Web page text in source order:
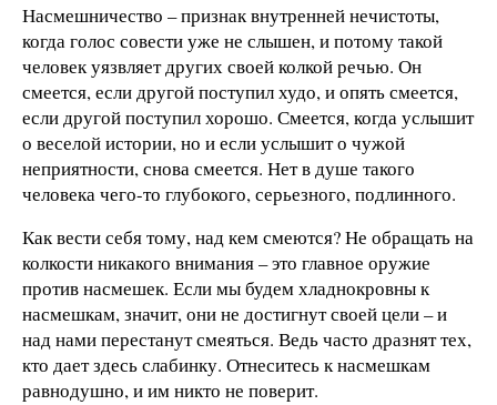
Насмешничество – признак внутренней нечистоты,
когда голос совести уже не слышен, и потому такой
человек уязвляет других своей колкой речью. Он
смеется, если другой поступил худо, и опять смеется,
если другой поступил хорошо. Смеется, когда услышит
о веселой истории, но и если услышит о чужой
неприятности, снова смеется. Нет в душе такого
человека чего-то глубокого, серьезного, подлинного.
Как вести себя тому, над кем смеются? Не обращать на
колкости никакого внимания – это главное оружие
против насмешек. Если мы будем хладнокровны к
насмешкам, значит, они не достигнут своей цели – и
над нами перестанут смеяться. Ведь часто дразнят тех,
кто дает здесь слабинку. Отнеситесь к насмешкам
равнодушно, и им никто не поверит.